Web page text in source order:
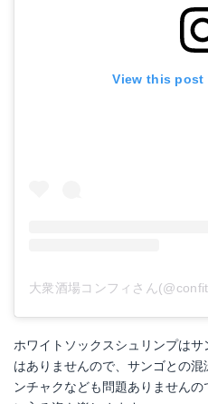
View this post
大衆酒場コンフィさん
ホワイトソックスシュリンプは
はありませんので、サンゴとの
ンチャクなども問題ありません